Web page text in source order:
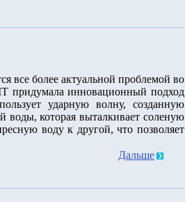
все более актуальной проблемой во
придумала инновационный подход
ударную волну, созданную
воды, которая выталкивает соленую
воду к другой, что позволяет
Дальше